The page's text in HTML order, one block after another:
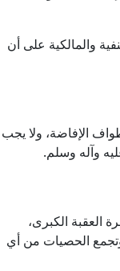
والمالكية على أن
الإفاضة، ولا يجب
وآله وسلم.
العقبة الكبرى،
الحصيات من أي